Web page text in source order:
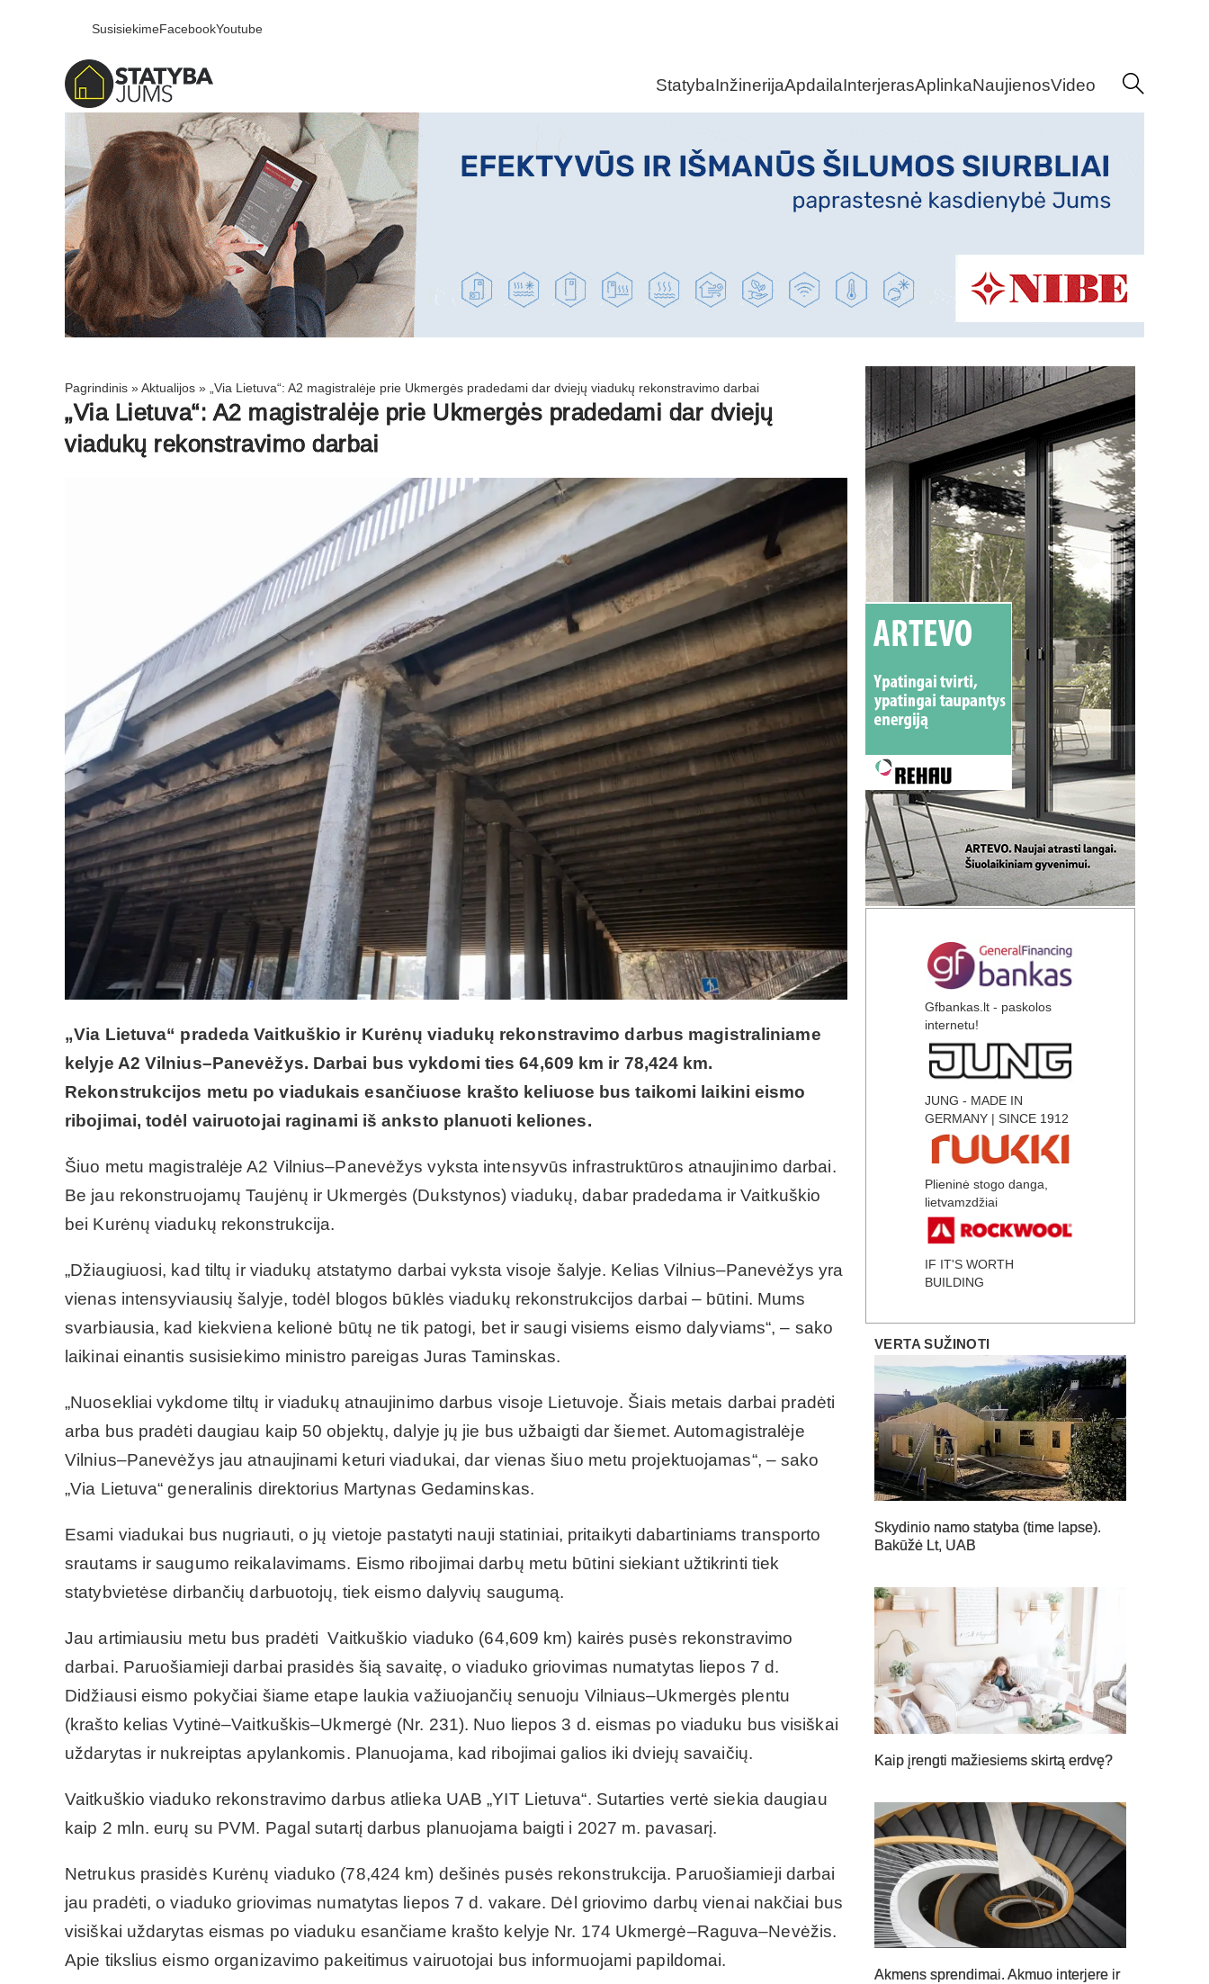
SusisiekimeFacebookYoutube
StatybaInžinerijaApdailaInterjerasAplinkaNaujienosVideo
Pagrindinis »Aktualijos » „Via Lietuva“: A2 magistralėje prie Ukmergės pradedami dar dviejų viadukų rekonstravimo darbai
„Via Lietuva“: A2 magistralėje prie Ukmergės pradedami dar dviejų
viadukų rekonstravimo darbai
„Via Lietuva“ pradeda Vaitkuškio ir Kurėnų viadukų rekonstravimo darbus magistraliniame
kelyje A2 Vilnius–Panevėžys. Darbai bus vykdomi ties 64,609 km ir 78,424 km.
Rekonstrukcijos metu po viadukais esančiuose krašto keliuose bus taikomi laikini eismo
ribojimai, todėl vairuotojai raginami iš anksto planuoti keliones.
Šiuo metu magistralėje A2 Vilnius–Panevėžys vyksta intensyvūs infrastruktūros atnaujinimo darbai.
Be jau rekonstruojamų Taujėnų ir Ukmergės (Dukstynos) viadukų, dabar pradedama ir Vaitkuškio
bei Kurėnų viadukų rekonstrukcija.
„Džiaugiuosi, kad tiltų ir viadukų atstatymo darbai vyksta visoje šalyje. Kelias Vilnius–Panevėžys yra
vienas intensyviausių šalyje, todėl blogos būklės viadukų rekonstrukcijos darbai – būtini. Mums
svarbiausia, kad kiekviena kelionė būtų ne tik patogi, bet ir saugi visiems eismo dalyviams“, – sako
laikinai einantis susisiekimo ministro pareigas Juras Taminskas.
„Nuosekliai vykdome tiltų ir viadukų atnaujinimo darbus visoje Lietuvoje. Šiais metais darbai pradėti
arba bus pradėti daugiau kaip 50 objektų, dalyje jų jie bus užbaigti dar šiemet. Automagistralėje
Vilnius–Panevėžys jau atnaujinami keturi viadukai, dar vienas šiuo metu projektuojamas“, – sako
„Via Lietuva“ generalinis direktorius Martynas Gedaminskas.
Esami viadukai bus nugriauti, o jų vietoje pastatyti nauji statiniai, pritaikyti dabartiniams transporto
srautams ir saugumo reikalavimams. Eismo ribojimai darbų metu būtini siekiant užtikrinti tiek
statybvietėse dirbančių darbuotojų, tiek eismo dalyvių saugumą.
Jau artimiausiu metu bus pradėti Vaitkuškio viaduko (64,609 km) kairės pusės rekonstravimo
darbai. Paruošiamieji darbai prasidės šią savaitę, o viaduko griovimas numatytas liepos 7 d.
Didžiausi eismo pokyčiai šiame etape laukia važiuojančių senuoju Vilniaus–Ukmergės plentu
(krašto kelias Vytinė–Vaitkuškis–Ukmergė (Nr. 231). Nuo liepos 3 d. eismas po viaduku bus visiškai
uždarytas ir nukreiptas apylankomis. Planuojama, kad ribojimai galios iki dviejų savaičių.
Vaitkuškio viaduko rekonstravimo darbus atlieka UAB „YIT Lietuva“. Sutarties vertė siekia daugiau
kaip 2 mln. eurų su PVM. Pagal sutartį darbus planuojama baigti i 2027 m. pavasarį.
Netrukus prasidės Kurėnų viaduko (78,424 km) dešinės pusės rekonstrukcija. Paruošiamieji darbai
jau pradėti, o viaduko griovimas numatytas liepos 7 d. vakare. Dėl griovimo darbų vienai nakčiai bus
visiškai uždarytas eismas po viaduku esančiame krašto kelyje Nr. 174 Ukmergė–Raguva–Nevėžis.
Apie tikslius eismo organizavimo pakeitimus vairuotojai bus informuojami papildomai.
Gfbankas.lt - paskolos
internetu!
JUNG - MADE IN
GERMANY | SINCE 1912
Plieninė stogo danga,
lietvamzdžiai
IF IT'S WORTH
BUILDING
VERTA SUŽINOTI
Skydinio namo statyba (time lapse).
Bakūžė Lt, UAB
Kaip įrengti mažiesiems skirtą erdvę?
Akmens sprendimai. Akmuo interjere ir